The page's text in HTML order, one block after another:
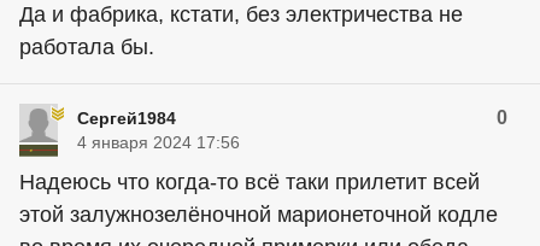
Да и фабрика, кстати, без электричества не
работала бы.
Сергей1984 0
4 января 2024 17:56
Надеюсь что когда-то всё таки прилетит всей
этой залужнозелёночной марионеточной кодле